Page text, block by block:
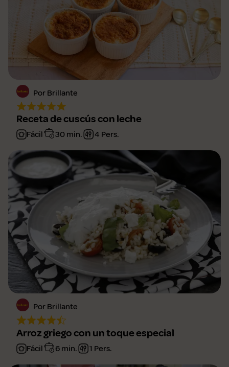
Por Brillante
Receta de cuscús con leche
Fácil 30 min. 4 Pers.
Por Brillante
Arroz griego con un toque especial
Fácil 6 min. 1 Pers.